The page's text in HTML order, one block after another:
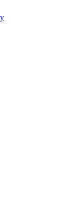
картинки,
приколы,